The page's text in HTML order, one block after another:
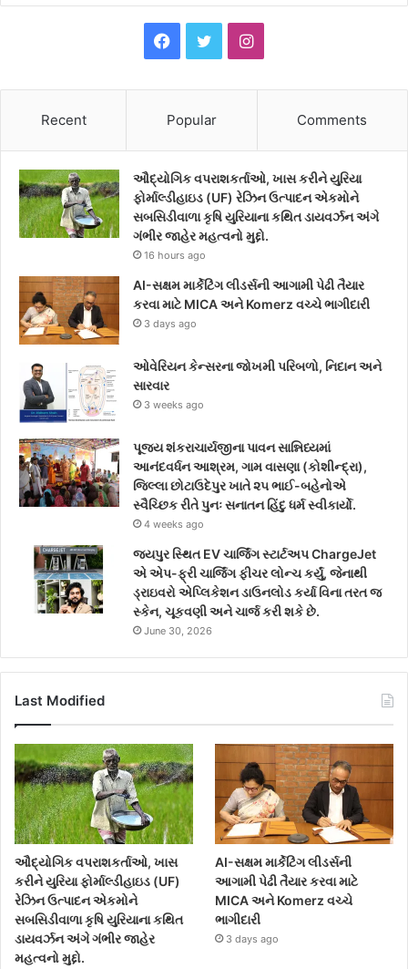
c
e
b
o
o
k
i
t
t
e
I
t
a
g
a
Recent Popular Comments
ઔદ્યોગિક વપરાશકર્તાઓ, ખાસ કરીને યુરિયા
ફોર્માલ્ડીહાઇડ (UF) રેઝિન ઉત્પાદન એકમોને
સબસિડીવાળા કૃષિ યુરિયાના કથિત ડાયવર્ઝન અંગે
ગંભીર જાહેર મહત્વનો મુદ્દો.
16 hours ago
AI-સક્ષમ માર્કેટિંગ લીડર્સની આગામી પેઢી તૈયાર
કરવા માટે MICA અને Komerz વચ્ચે ભાગીદારી
3 days ago
ઓવેરિયન કેન્સરના જોખમી પરિબળો, નિદાન અને
સારવાર
3 weeks ago
પૂજ્ય શંકરાચાર્યજીના પાવન સાન્નિધ્યમાં
આનંદવર્ધન આશ્રમ, ગામ વાસણા (કોશીન્દ્રા),
જિલ્લા છોટાઉદેપુર ખાતે ૨૫ ભાઈ-બહેનોએ
સ્વૈચ્છિક રીતે પુનઃ સનાતન હિંદુ ધર્મ સ્વીકાર્યો.
4 weeks ago
જયપુર સ્થિત EV ચાર્જિંગ સ્ટાર્ટઅપ ChargeJet
એ એપ-ફ્રી ચાર્જિંગ ફીચર લોન્ચ કર્યું, જેનાથી
ડ્રાઇવરો એપ્લિકેશન ડાઉનલોડ કર્યા વિના તરત જ
સ્કેન, ચૂકવણી અને ચાર્જ કરી શકે છે.
June 30, 2026
Last Modified
ઔદ્યોગિક વપરાશકર્તાઓ, ખાસ
કરીને યુરિયા ફોર્માલ્ડીહાઇડ (UF)
રેઝિન ઉત્પાદન એકમોને
સબસિડીવાળા કૃષિ યુરિયાના કથિત
ડાયવર્ઝન અંગે ગંભીર જાહેર
મહત્વનો મુદ્દો.
AI-સક્ષમ માર્કેટિંગ લીડર્સની
આગામી પેઢી તૈયાર કરવા માટે
MICA અને Komerz વચ્ચે
ભાગીદારી
3 days ago